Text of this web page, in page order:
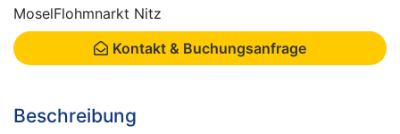
MoselFlohmnarkt Nitz
Kontakt & Buchungsanfrage
Beschreibung